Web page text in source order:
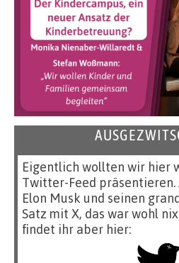
Eigentlich wollten wir hier
Twitter-Feed präsentieren.
Elon Musk und seinen
Satz mit X, das war wohl
findet ihr aber hier: